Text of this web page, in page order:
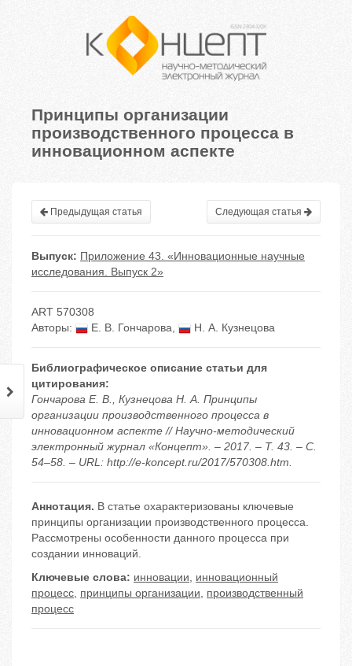
Принципы организации
производственного процесса в
инновационном аспекте
Предыдущая статья Следующая статья
Выпуск: Приложение 43. «Инновационные научные
исследования. Выпуск 2»
ART 570308
Авторы:
Е. В. Гончарова, Н. А. Кузнецова
Библиографическое описание статьи для
цитирования:
Гончарова Е. В., Кузнецова Н. А. Принципы
организации производственного процесса в
инновационном аспекте // Научно-методический
электронный журнал «Концепт». – 2017. – Т. 43. – С.
54–58. – URL: http://e-koncept.ru/2017/570308.htm.
Аннотация. В статье охарактеризованы ключевые
принципы организации производственного процесса.
Рассмотрены особенности данного процесса при
создании инноваций.
Ключевые слова: инновации, инновационный
процесс, принципы организации, производственный
процесс